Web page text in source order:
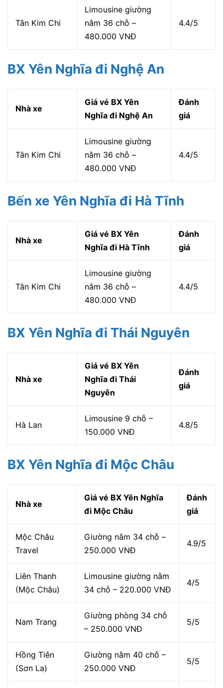
Tân Kim Chi
Limousine giường
nằm 36 chỗ –
480.000 VNĐ
4.4/5
BX Yên Nghĩa đi Nghệ An
Nhà xe
Giá vé BX Yên
Nghĩa đi Nghệ An
Đánh
giá
Tân Kim Chi
Limousine giường
nằm 36 chỗ –
480.000 VNĐ
4.4/5
Bến xe Yên Nghĩa đi Hà Tĩnh
Nhà xe
Giá vé BX Yên
Nghĩa đi Hà Tĩnh
Đánh
giá
Tân Kim Chi
Limousine giường
nằm 36 chỗ –
480.000 VNĐ
4.4/5
BX Yên Nghĩa đi Thái Nguyên
Nhà xe
Giá vé BX Yên
Nghĩa đi Thái
Nguyên
Đánh
giá
Hà Lan
Limousine 9 chỗ –
150.000 VNĐ
4.8/5
BX Yên Nghĩa đi Mộc Châu
Nhà xe
Giá vé BX Yên Nghĩa
đi Mộc Châu
Đánh
giá
Mộc Châu
Travel
Giường nằm 34 chỗ –
250.000 VNĐ
4.9/5
Liên Thanh
(Mộc Châu)
Limousine giường nằm
34 chỗ – 220.000 VNĐ
4/5
Nam Trang
Giường phòng 34 chỗ
– 250.000 VNĐ
5/5
Hồng Tiên
(Sơn La)
Giường nằm 40 chỗ –
250.000 VNĐ
5/5